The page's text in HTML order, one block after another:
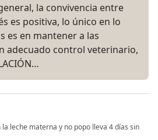
la convivencia entre
es positiva, lo único en lo
es en mantener a las
adecuado control veterinario,
leche materna y no popo lleva 4 días sin